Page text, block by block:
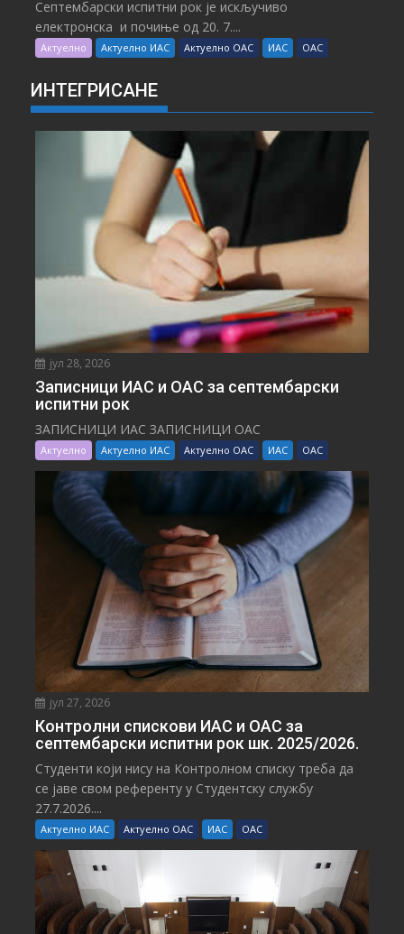
Септембарски испитни рок је искључиво
електронска и почиње од 20. 7....
Актуелно Актуелно ИАС Актуелно ОАС ИАС ОАС
ИНТЕГРИСАНЕ
јул 28, 2026
Записници ИАС и ОАС за септембарски
испитни рок
ЗАПИСНИЦИ ИАС ЗАПИСНИЦИ ОАС
Актуелно Актуелно ИАС Актуелно ОАС ИАС ОАС
јул 27, 2026
Контролни спискови ИАС и ОАС за
септембарски испитни рок шк. 2025/2026.
Студенти који нису на Контролном списку треба да
се јаве свом референту у Студентску службу
27.7.2026....
Актуелно ИАС Актуелно ОАС ИАС ОАС